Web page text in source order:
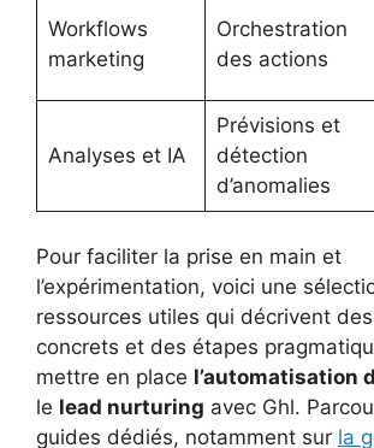
Workflows
marketing
Orchestration
des actions
Analyses et IA
Prévisions et
détection
d’anomalies
Pour faciliter la prise en main et
l’expérimentation, voici une
ressources utiles qui décrivent des
concrets et des étapes
mettre en place l’automatisation
le lead nurturing avec Ghl.
guides dédiés, notamment sur la